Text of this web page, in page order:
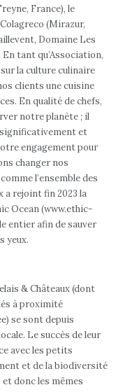
France), le
(Mirazur,
Domaine Les
tant qu’Association,
la culture culinaire
clients une cuisine
En qualité de chefs,
notre planète ; il
significativement et
engagement pour
changer nos
l’ensemble des
a rejoint fin 2023 la
Ocean (www.ethic-
entier afin de sauver
yeux.
& Châteaux (dont
à proximité
se sont depuis
Le succès de leur
avec les petits
et de la biodiversité
donc les mêmes